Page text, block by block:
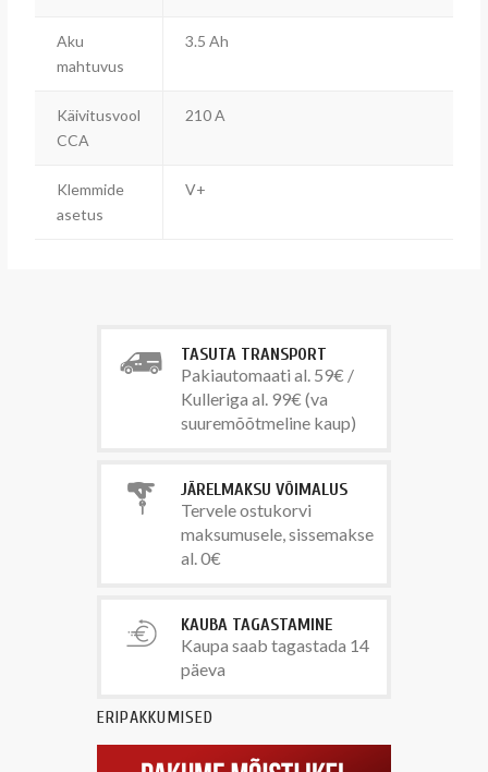
Aku
mahtuvus
3.5 Ah
Käivitusvool
CCA
210 A
Klemmide
asetus
V+
TASUTA TRANSPORT
Pakiautomaati al. 59€ /
Kulleriga al. 99€ (va
suuremõõtmeline kaup)
JÄRELMAKSU VÕIMALUS
Tervele ostukorvi
maksumusele, sissemakse
al. 0€
KAUBA TAGASTAMINE
Kaupa saab tagastada 14
päeva
ERIPAKKUMISED